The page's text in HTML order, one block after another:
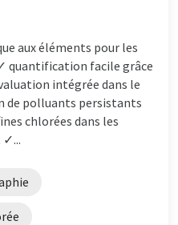
aux éléments pour les
quantification facile grâce
intégrée dans le
de polluants persistants
chlorées dans les